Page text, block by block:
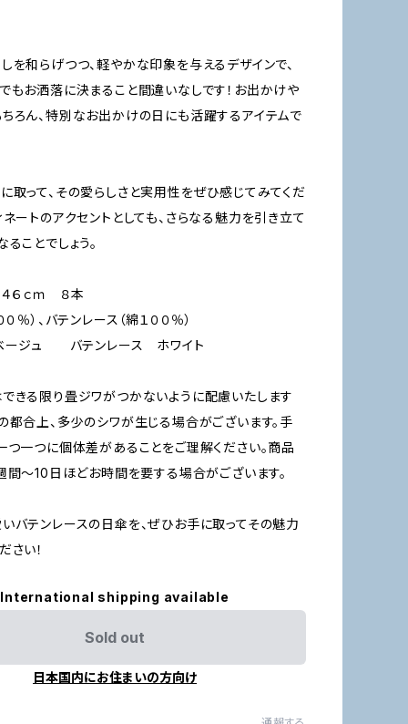
を和らげつつ、軽やかな印象を与えるデザインで、
もお洒落に決まること間違いなしです！お出かけや
ろん、特別なお出かけの日にも活躍するアイテムで
取って、その愛らしさと実用性をぜひ感じてみてくだ
ネートのアクセントとしても、さらなる魅力を引き立て
ことでしょう。
６ｃｍ ８本
０％）、バテンレース（綿１００％）
ージュ バテンレース ホワイト
きる限り畳ジワがつかないように配慮いたします
都合上、多少のシワが生じる場合がございます。手
つ一つに個体差があることをご理解ください。商品
間〜10日ほどお時間を要する場合がございます。
バテンレースの日傘を、ぜひお手に取ってその魅力
さい！
International shipping available
Sold out
日本国内にお住まいの方向け